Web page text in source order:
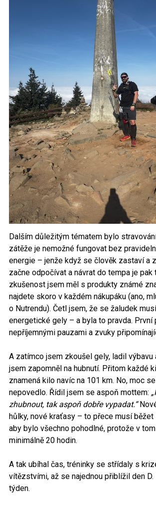
Dalším důležitým tématem bylo
zátěže je nemožné fungovat bez
energie – jenže když se člověk zastaví a
začne odpočívat a návrat do tempa je pak
zkušenost jsem měl s produkty známé
najdete skoro v každém nákupáku (ano,
o Nutrendu). Četl jsem, že se žaludek
energetické gely – a byla to pravda. První
nepříjemnými pauzami a zvuky
A zatímco jsem zkoušel gely, ladil výbavu
jsem zapomněl na hubnutí. Přitom každé
znamená kilo navíc na 101 km. No, moc
nepovedlo. Řídil jsem se aspoň mottem:
zhubnout, tak aspoň dobře vypadat.“
hůlky, nové kraťasy – to přece musí běžet
aby bylo všechno pohodlné, protože v
minimálně 20 hodin.
A tak ubíhal čas, tréninky se střídaly s
vítězstvími, až se najednou přiblížil den
týden.